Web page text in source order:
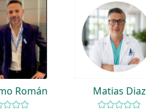
Román Matias Diaz